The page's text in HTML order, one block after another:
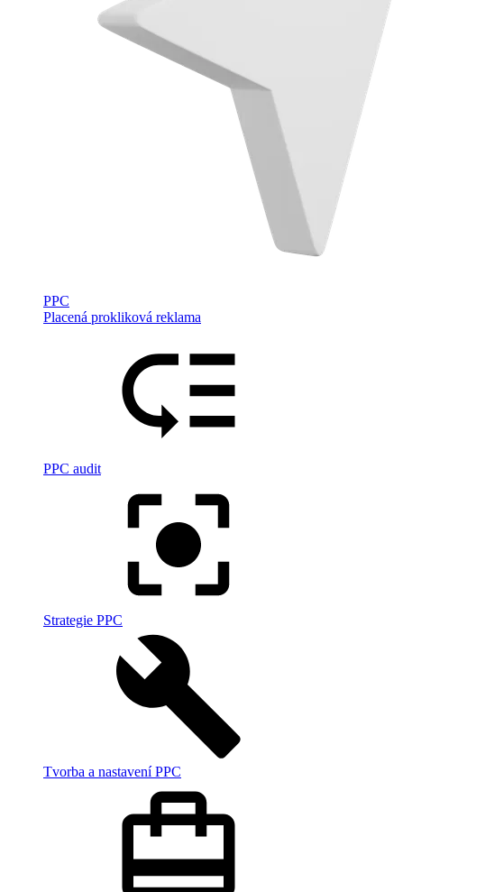
PPC
Placená prokliková reklama
PPC audit
Strategie PPC
Tvorba a nastavení PPC